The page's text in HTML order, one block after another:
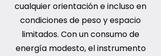
cualquier orientación e incluso en
condiciones de peso y espacio
limitados. Con un consumo de
energía modesto, el instrumento